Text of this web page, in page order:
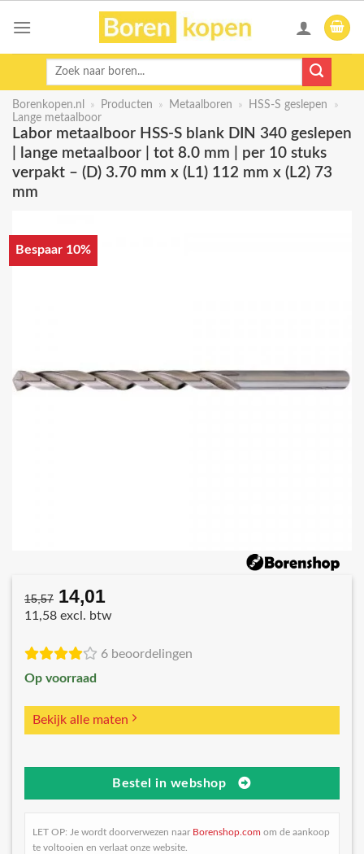
Zoeken
Borenkopen.nl » Producten » Metaalboren » HSS-S geslepen
»
Lange metaalboor
Labor metaalboor HSS-S blank DIN 340 geslepen
| lange metaalboor | tot 8.0 mm | per 10 stuks
verpakt – (D) 3.70 mm x (L1) 112 mm x (L2) 73
mm
Bespaar 10%
15,57 Oorspronkelijke
prijs
€15,57.
14,01
prijs
€14,01.
11,58 excl. btw
6 beoordelingen
Op voorraad
Bekijk alle maten
Bestel in webshop
LET OP: Je wordt doorverwezen naar Borenshop.com om de aankoop
te voltooien en verlaat onze website.